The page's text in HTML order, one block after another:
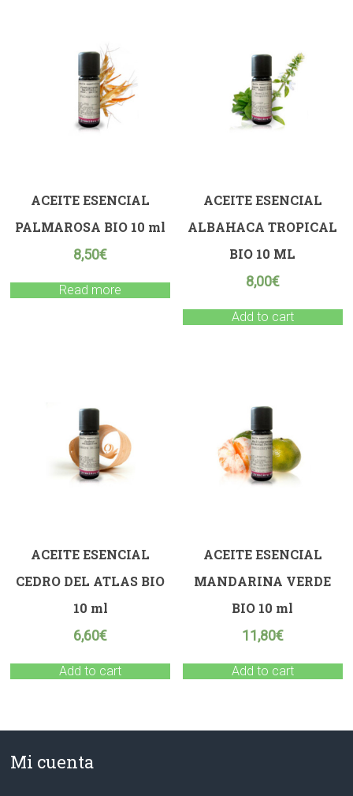
ACEITE ESENCIAL
PALMAROSA BIO 10 ml
8,50€
Read more
ACEITE ESENCIAL
ALBAHACA TROPICAL
BIO 10 ML
8,00€
Add to cart
ACEITE ESENCIAL
CEDRO DEL ATLAS BIO
10 ml
6,60€
Add to cart
ACEITE ESENCIAL
MANDARINA VERDE
BIO 10 ml
11,80€
Add to cart
Mi cuenta